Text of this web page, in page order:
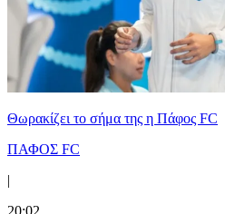
Θωρακίζει το σήμα της η Πάφος FC
ΠΑΦΟΣ FC
|
20:02